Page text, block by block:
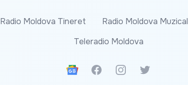
Radio Moldova Tineret Radio Moldova Muzical
Teleradio Moldova
Google News
FacebookInstagramTwitter